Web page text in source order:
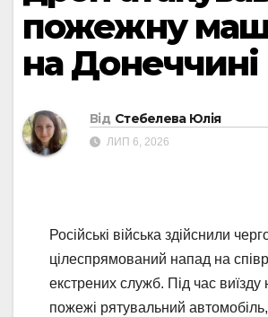
пожежну
на Донеччині
Від Стебелева Юлія
ЛИП 6, 2026
Російські війська здійснили
цілеспрямований напад на
екстрених служб. Під час виїзду
пожежі рятувальний